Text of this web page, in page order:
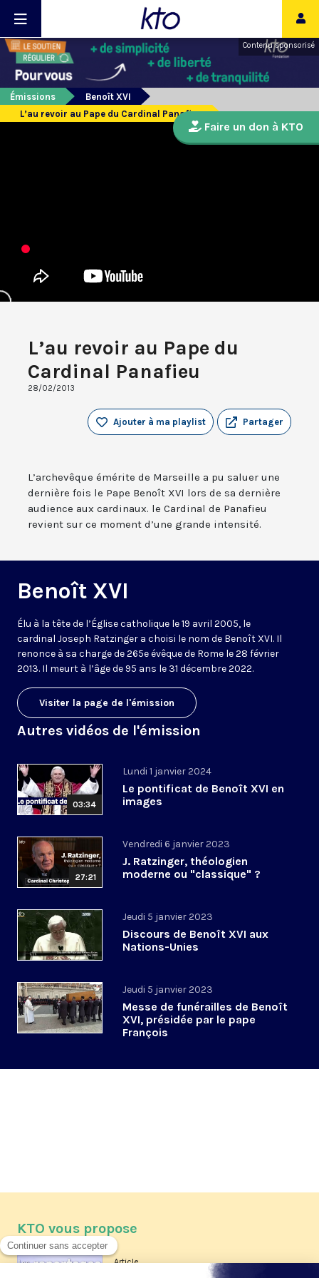
Contenu sponsorisé
Émissions
Benoît XVI
L’au revoir au Pape du Cardinal Panafieu
L’au revoir au Pape du
Cardinal Panafieu
28/02/2013
Partager
Ajouter à ma playlist
L’archevêque émérite de Marseille a pu saluer une
dernière fois le Pape Benoît XVI lors de sa dernière
audience aux cardinaux. le Cardinal de Panafieu
revient sur ce moment d’une grande intensité.
Benoît XVI
Élu à la tête de l’Église catholique le 19 avril 2005, le
cardinal Joseph Ratzinger a choisi le nom de Benoît XVI. Il
renonce à sa charge de 265e évêque de Rome le 28 février
2013. Il meurt à l’âge de 95 ans le 31 décembre 2022.
Visiter la page de l'émission
Autres vidéos de l'émission
03:34
Lundi 1 janvier 2024
Le pontificat de Benoît XVI en
images
27:21
Vendredi 6 janvier 2023
J. Ratzinger, théologien
moderne ou "classique" ?
Jeudi 5 janvier 2023
Discours de Benoît XVI aux
Nations-Unies
Jeudi 5 janvier 2023
Messe de funérailles de Benoît
XVI, présidée par le pape
François
Faire un don à KTO
KTO vous propose
Article